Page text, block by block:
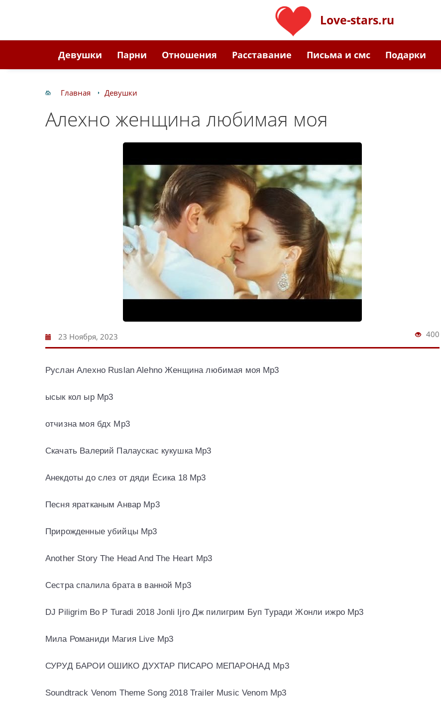
Love-stars.ru
Девушки Парни Отношения Расставание Письма и смс Подарки
Главная Девушки
Алехно женщина любимая моя
23 Ноября, 2023 400
Руслан Алехно Ruslan Alehno Женщина любимая моя Mp3
ысык кол ыр Mp3
отчизна моя бдх Mp3
Скачать Валерий Палаускас кукушка Mp3
Анекдоты до слез от дяди Ёсика 18 Mp3
Песня яратканым Анвар Mp3
Прирожденные убийцы Mp3
Another Story The Head And The Heart Mp3
Сестра спалила брата в ванной Mp3
DJ Piligrim Bo P Turadi 2018 Jonli Ijro Дж пилигрим Буп Туради Жонли ижро Mp3
Мила Романиди Магия Live Mp3
СУРУД БАРОИ ОШИКО ДУХТАР ПИСАРО МЕПАРОНАД Mp3
Soundtrack Venom Theme Song 2018 Trailer Music Venom Mp3